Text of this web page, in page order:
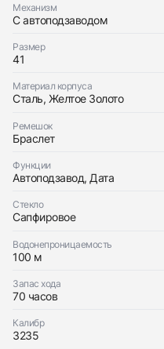
Механизм
С автоподзаводом
Размер
41
Материал корпуса
Сталь, Желтое Золото
Ремешок
Браслет
Функции
Автоподзавод, Дата
Стекло
Сапфировое
Водонепроницаемость
100 м
Запас хода
70 часов
Калибр
3235